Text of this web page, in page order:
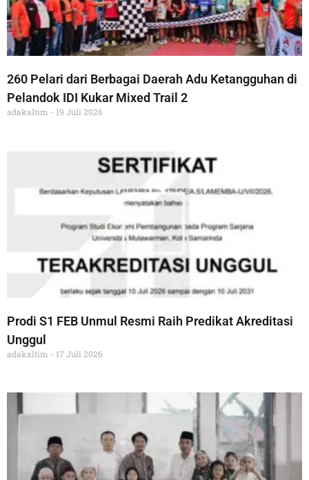
260 Pelari dari Berbagai Daerah Adu Ketangguhan di
Pelandok IDI Kukar Mixed Trail 2
adakaltim 19 Juli 2026
Prodi S1 FEB Unmul Resmi Raih Predikat Akreditasi
Unggul
adakaltim 17 Juli 2026